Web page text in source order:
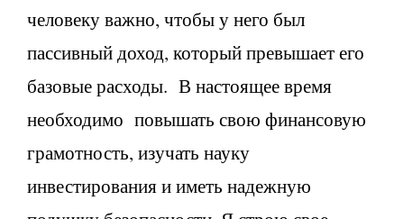
человеку важно, чтобы у него был
пассивный доход, который превышает его
базовые расходы. В настоящее время
необходимо повышать свою финансовую
грамотность, изучать науку
инвестирования и иметь надежную